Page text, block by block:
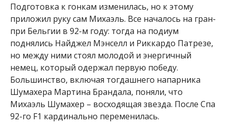
Подготовка к гонкам изменилась, но к этому
приложил руку сам Михаэль. Все началось на гран-
при Бельгии в 92-м году: тогда на подиум
поднялись Найджел Мэнселл и Риккардо Патрезе,
но между ними стоял молодой и энергичный
немец, который одержал первую победу.
Большинство, включая тогдашнего напарника
Шумахера Мартина Брандала, поняли, что
Михаэль Шумахер – восходящая звезда. После Спа
92-го F1 кардинально переменилась.